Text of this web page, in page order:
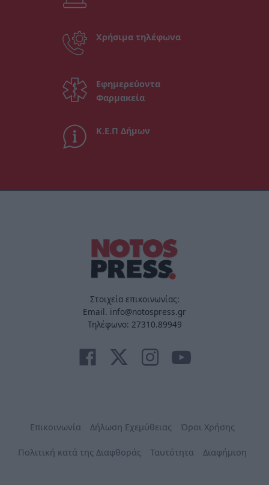
Χρήσιμα τηλέφωνα
Εφημερεύοντα
Φαρμακεία
Κ.Ε.Π Δήμων
Στοιχεία επικοινωνίας:
Email. info@notospress.gr
Τηλέφωνο: 27310.89949
Επικοινωνία Δήλωση Εχεμύθειας Όροι Χρήσης
Πολιτική κατά της Διαφθοράς Ταυτότητα Διαφήμιση